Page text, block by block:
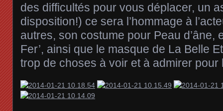
des difficultés pour vous déplacer, un
disposition!) ce sera l’hommage à
autres, son costume pour Peau d’âne,
Fer’, ainsi que le masque de La Belle
trop de choses à voir et à admirer pour